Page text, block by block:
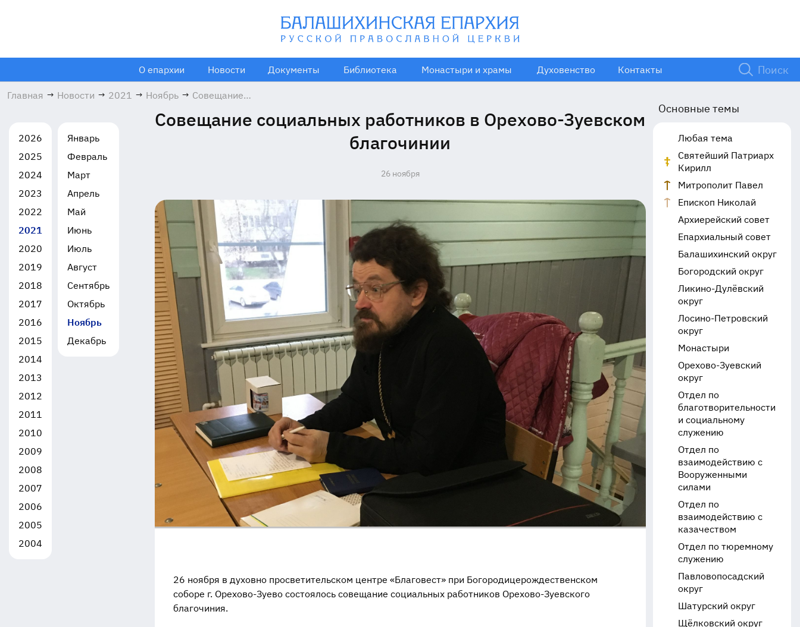
О епархии Новости Документы Библиотека Монастыри и храмы Духовенство Контакты
Главная → Новости → 2021 → Ноябрь → Совещание
работников в
2026
2025
2024
2023
2022
2021
2020
2019
2018
2017
2016
2015
2014
2013
2012
2011
2010
2009
2008
2007
2006
2005
2004
Январь
Февраль
Март
Апрель
Май
Июнь
Июль
Август
Сентябрь
Октябрь
Ноябрь
Декабрь
Совещание социальных работников в Орехово-Зуевском
благочинии
26 ноября
26 ноября в духовно просветительском центре «Благовест» при Богородицерождественском
соборе г. Орехово-Зуево состоялось совещание социальных работников Орехово-Зуевского
благочиния.
Основные темы
Любая тема
Святейший Патриарх
Кирилл
Митрополит Павел
Епископ Николай
Архиерейский совет
Епархиальный совет
Балашихинский округ
Богородский округ
Ликино-Дулёвский
округ
Лосино-Петровский
округ
Монастыри
Орехово-Зуевский
округ
Отдел по
благотворительности
и социальному
служению
Отдел по
взаимодействию с
Вооруженными
силами
Отдел по
взаимодействию с
казачеством
Отдел по тюремному
служению
Павловопосадский
округ
Шатурский округ
Щёлковский округ